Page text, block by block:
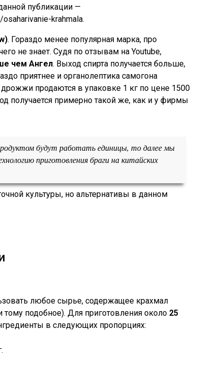
публикации —
krahmala.
. Гораздо менее популярная марка, про
не знает. Судя по отзывам на Youtube,
чем Ангел. Выход спирта получается больше,
приятнее и органолептика самогона
дрожжи продаются в упаковке 1 кг по цене 1500
получается примерно такой же, как и у фирмы
будут работать единицы, то далее мы
приготовления браги на китайских
культуры, но альтернативы в данном
любое сырье, содержащее крахмал
подобное). Для приготовления около 25
в следующих пропорциях: